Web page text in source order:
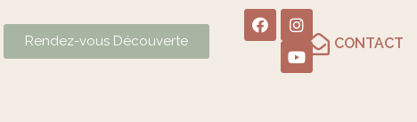
Rendez-vous Découverte CONTACT